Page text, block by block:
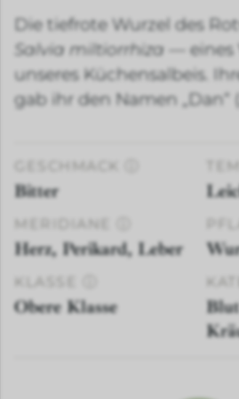
Die tiefrote Wurzel des
Salvia miltiorrhiza — eines
unseres Küchensalbeis.
gab ihr den Namen „Dan“
GESCHMACK
Bitter
MERIDIANE
Herz, Perikard, Leber
KLASSE
Obere Klasse